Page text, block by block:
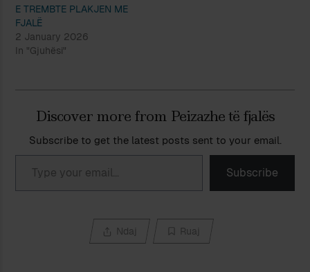
E TREMBTE PLAKJEN ME
FJALË
2 January 2026
In "Gjuhësi"
Discover more from Peizazhe të fjalës
Subscribe to get the latest posts sent to your email.
Type your email…
Subscribe
Ndaj Ruaj